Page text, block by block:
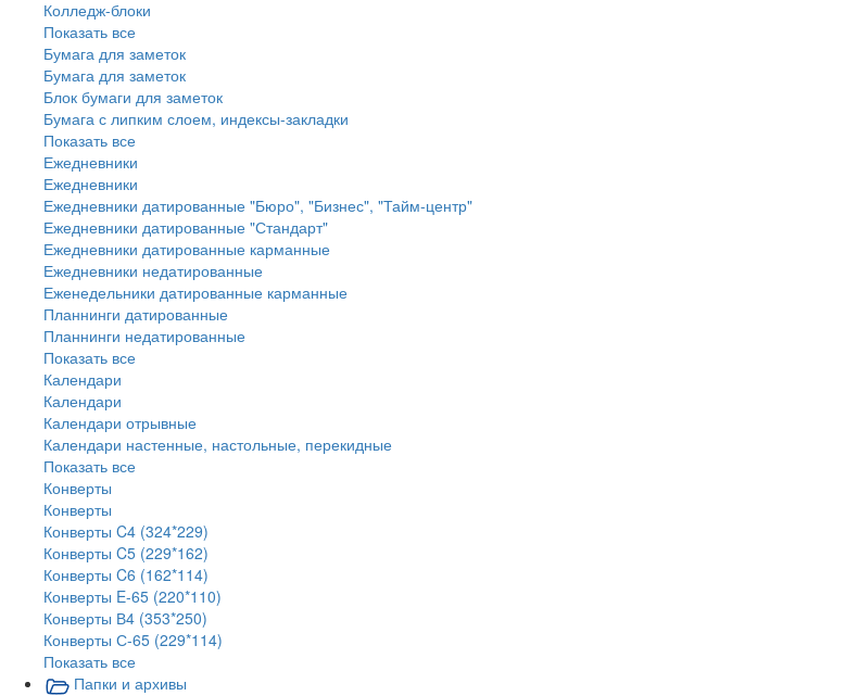
Колледж-блоки
Показать все
Бумага для заметок
Бумага для заметок
Блок бумаги для заметок
Бумага с липким слоем, индексы-закладки
Показать все
Ежедневники
Ежедневники
Ежедневники датированные "Бюро", "Бизнес", "Тайм-центр"
Ежедневники датированные "Стандарт"
Ежедневники датированные карманные
Ежедневники недатированные
Еженедельники датированные карманные
Планнинги датированные
Планнинги недатированные
Показать все
Календари
Календари
Календари отрывные
Календари настенные, настольные, перекидные
Показать все
Конверты
Конверты
Конверты C4 (324*229)
Конверты C5 (229*162)
Конверты C6 (162*114)
Конверты E-65 (220*110)
Конверты В4 (353*250)
Конверты С-65 (229*114)
Показать все
Папки и архивы